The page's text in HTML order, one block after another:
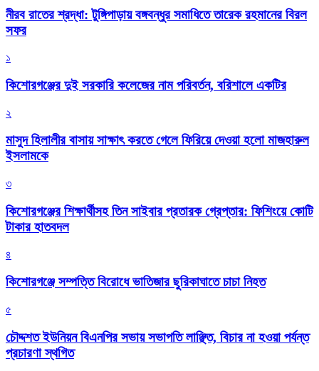
নীরব রাতের শ্রদ্ধা: টুঙ্গিপাড়ায় বঙ্গবন্ধুর সমাধিতে তারেক রহমানের বিরল
সফর
১
কিশোরগঞ্জের দুই সরকারি কলেজের নাম পরিবর্তন, বরিশালে একটির
২
মাসুদ হিলালীর বাসায় সাক্ষাৎ করতে গেলে ফিরিয়ে দেওয়া হলো মাজহারুল
ইসলামকে
৩
কিশোরগঞ্জের শিক্ষার্থীসহ তিন সাইবার প্রতারক গ্রেপ্তার: ফিশিংয়ে কোটি
টাকার হাতবদল
৪
কিশোরগঞ্জে সম্পত্তি বিরোধে ভাতিজার ছুরিকাঘাতে চাচা নিহত
৫
চৌদ্দশত ইউনিয়ন বিএনপির সভায় সভাপতি লাঞ্ছিত, বিচার না হওয়া পর্যন্ত
প্রচারণা স্থগিত